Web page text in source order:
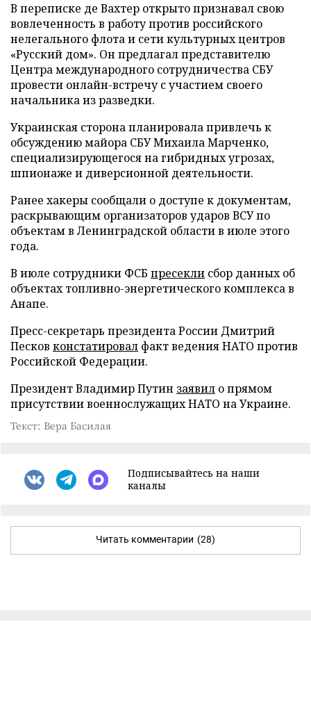
В переписке де Вахтер открыто признавал свою
вовлеченность в работу против российского
нелегального флота и сети культурных центров
«Русский дом». Он предлагал представителю
Центра международного сотрудничества СБУ
провести онлайн-встречу с участием своего
начальника из разведки.
Украинская сторона планировала привлечь к
обсуждению майора СБУ Михаила Марченко,
специализирующегося на гибридных угрозах,
шпионаже и диверсионной деятельности.
Ранее хакеры сообщали о доступе к документам,
раскрывающим организаторов ударов ВСУ по
объектам в Ленинградской области в июле этого
года.
В июле сотрудники ФСБ пресекли сбор данных об
объектах топливно-энергетического комплекса в
Анапе.
Пресс-секретарь президента России Дмитрий
Песков констатировал факт ведения НАТО против
Российской Федерации.
Президент Владимир Путин заявил о прямом
присутствии военнослужащих НАТО на Украине.
Текст: Вера Басилая
Подписывайтесь на наши
каналы
Читать комментарии (28)